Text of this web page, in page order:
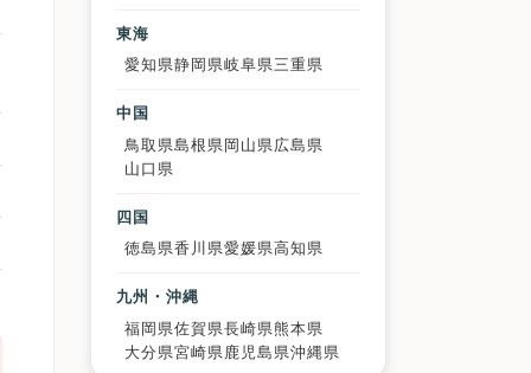
東海
愛知県静岡県岐阜県三重県
中国
鳥取県島根県 岡山県 広島県
山口県
四国
徳島県香川県愛媛県高知県
九州・沖縄
福岡県佐賀県長崎県 熊本県
大分県宮崎県 鹿児島県沖縄県